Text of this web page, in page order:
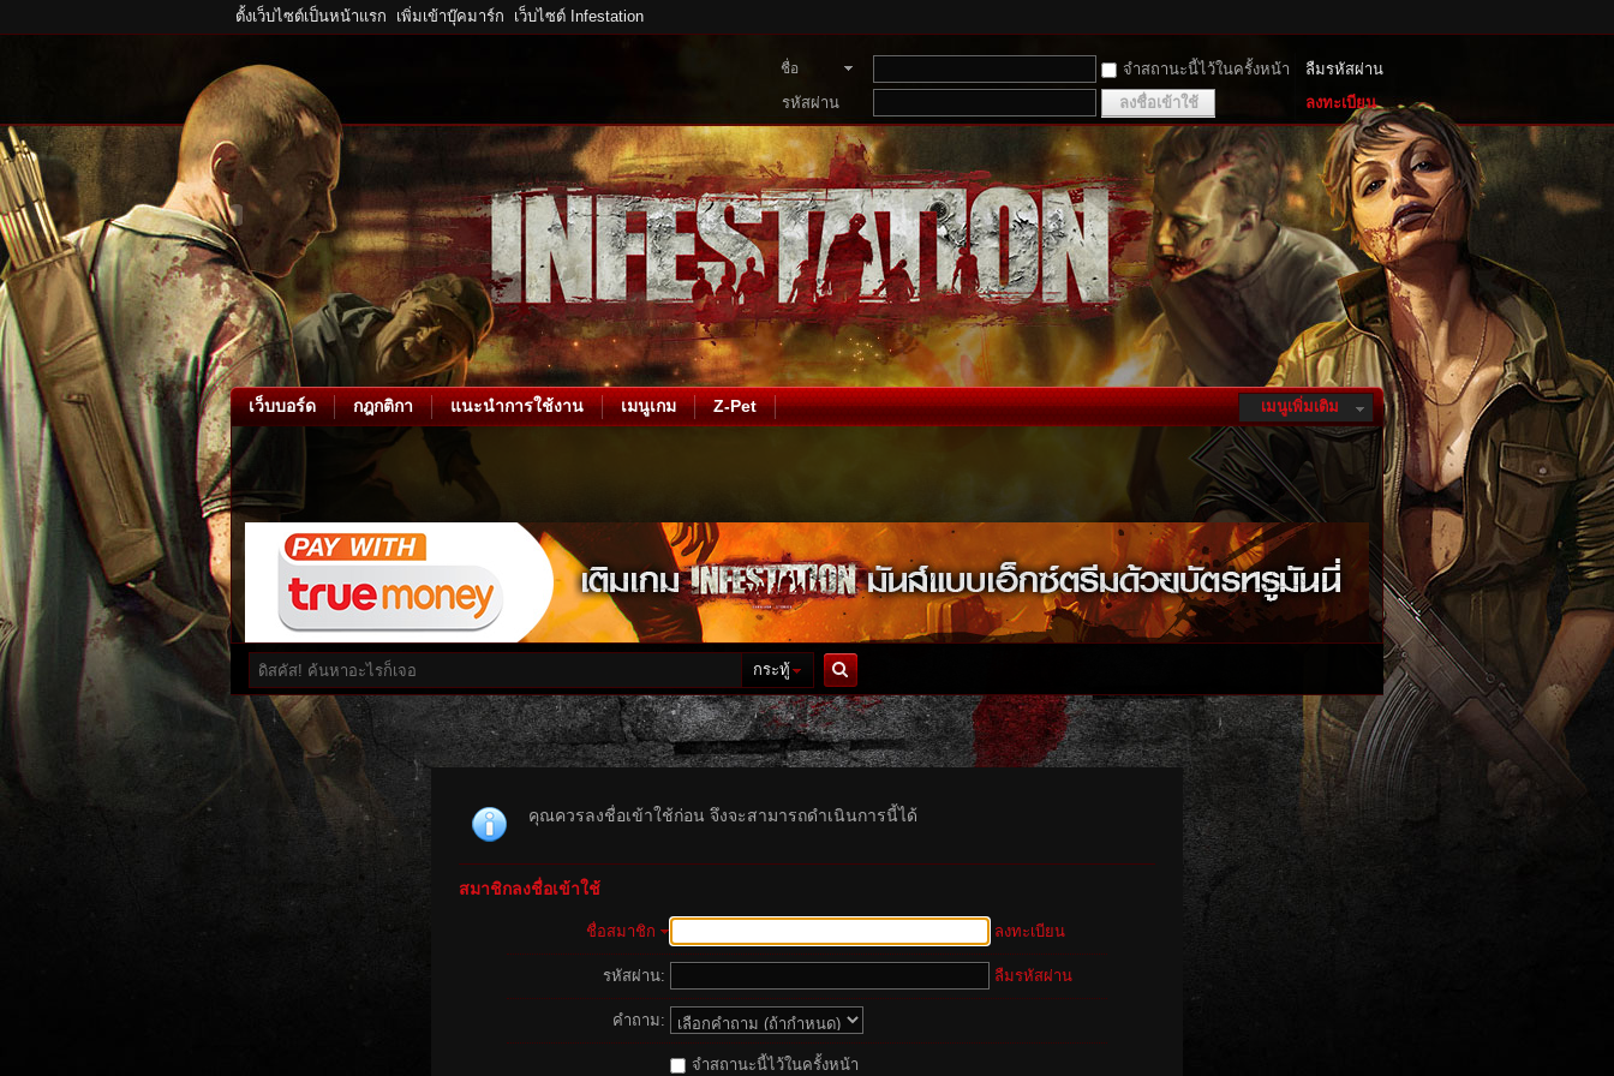
ตั้งเว็บไซต์เป็นหน้าแรก เพิ่มเข้าบุ๊คมาร์ก เว็บไซต์ Infestation
ชื่อ
สมาชิก
จำสถานะนี้ไว้ในครั้งหน้า
ลืมรหัสผ่าน
รหัสผ่าน
ลงชื่อเข้าใช้ ลงทะเบียน
เมนูเพิ่มเติม
เว็บบอร์ด กฎกติกา แนะนำการใช้งาน เมนูเกม Z-Pet
กระทู้
ค้นหา
คุณควรลงชื่อเข้าใช้ก่อน จึงจะสามารถดำเนินการนี้ได้
สมาชิกลงชื่อเข้าใช้
ชื่อสมาชิก ลงทะเบียน
รหัสผ่าน: ลืมรหัสผ่าน
คำถาม:
จำสถานะนี้ไว้ในครั้งหน้า